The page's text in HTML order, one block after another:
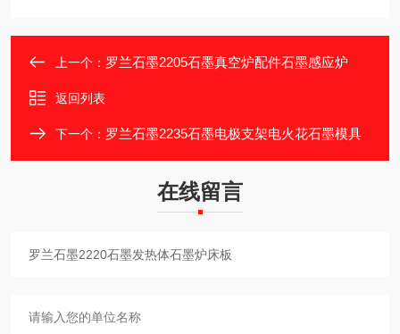
上一个： 罗兰石墨2205石墨真空炉配件石墨感应炉
返回列表
下一个： 罗兰石墨2235石墨电极支架电火花石墨模具
在线留言